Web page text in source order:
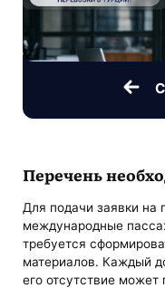
Перечень
Для подачи заявки на
международные
требуется
материалов. Каждый
его отсутствие может